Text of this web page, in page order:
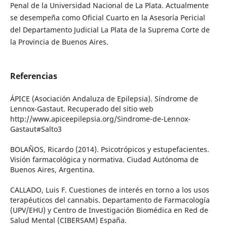
Penal de la Universidad Nacional de La Plata. Actualmente
se desempeña como Oficial Cuarto en la Asesoría Pericial
del Departamento Judicial La Plata de la Suprema Corte de
la Provincia de Buenos Aires.
Referencias
ÁPICE (Asociación Andaluza de Epilepsia). Síndrome de
Lennox-Gastaut. Recuperado del sitio web
http://www.apiceepilepsia.org/Sindrome-de-Lennox-
Gastaut#Salto3
BOLAÑOS, Ricardo (2014). Psicotrópicos y estupefacientes.
Visión farmacológica y normativa. Ciudad Autónoma de
Buenos Aires, Argentina.
CALLADO, Luis F. Cuestiones de interés en torno a los usos
terapéuticos del cannabis. Departamento de Farmacología
(UPV/EHU) y Centro de Investigación Biomédica en Red de
Salud Mental (CIBERSAM) España.